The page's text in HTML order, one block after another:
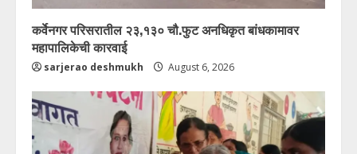
कर्वेनगर परिसरातील २३,१३० चौ.फुट अनधिकृत बांधकामावर
महापालिकेची कारवाई
sarjerao deshmukh August 6, 2026